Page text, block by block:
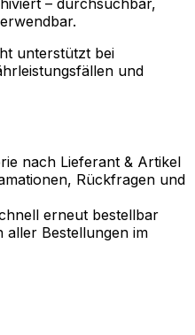
– durchsuchbar,
unterstützt bei
und
nach Lieferant & Artikel
Rückfragen und
erneut bestellbar
aller Bestellungen im